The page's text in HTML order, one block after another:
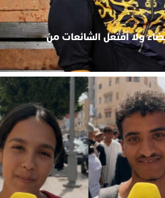
ولا أفتعل الشائعات من